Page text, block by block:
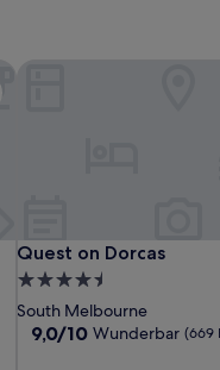
Quest on Dorcas
Quest on Dorcas
4.5-
Sterne-
Unterkunft
South Melbourne
9.0
9,0/10 Wunderbar (669